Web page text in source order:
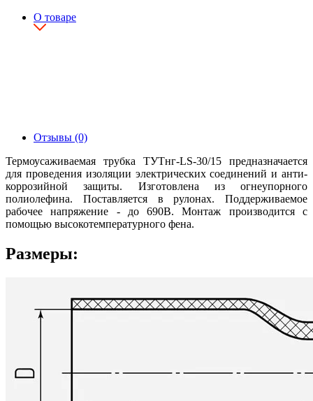
О товаре
Отзывы (0)
Термоусаживаемая трубка ТУТнг-LS-30/15 предназначается
для проведения изоляции электрических соединений и анти-
коррозийной защиты. Изготовлена из огнеупорного
полиолефина. Поставляется в рулонах. Поддерживаемое
рабочее напряжение - до 690В. Монтаж производится с
помощью высокотемпературного фена.
Размеры: